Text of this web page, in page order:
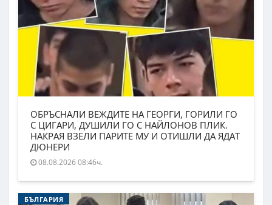
ОБРЪСНАЛИ ВЕЖДИТЕ НА ГЕОРГИ, ГОРИЛИ ГО
С ЦИГАРИ, ДУШИЛИ ГО С НАЙЛОНОВ ПЛИК.
НАКРАЯ ВЗЕЛИ ПАРИТЕ МУ И ОТИШЛИ ДА ЯДАТ
ДЮНЕРИ
08.08.2026 08:46ч.
БЪЛГАРИЯ